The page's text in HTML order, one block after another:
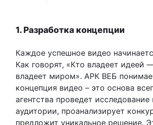
1. Разработка концепции
Каждое успешное видео
Как говорят, «Кто владеет идеей
владеет миром». АРК ВЕБ
концепция видео – это основа
агентства проведет
аудитории, проанализирует
предложит уникальное решение.